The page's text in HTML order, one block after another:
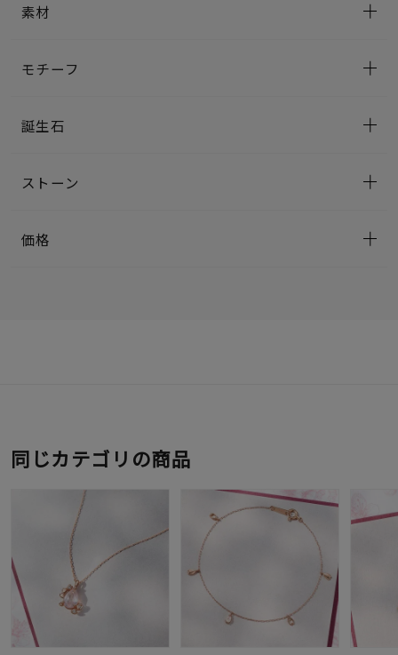
素材
モチーフ
誕生石
ストーン
価格
同じカテゴリの商品